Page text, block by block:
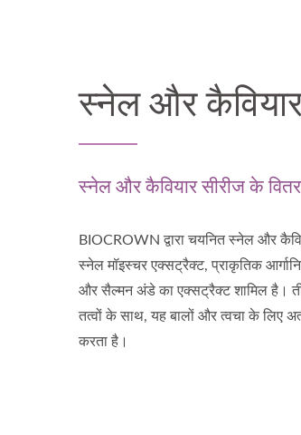
स्नेल और
स्नेल और कैवियार सीरीज के
BIOCROWN द्वारा चयनित स्नेल और
स्नेल मॉइस्चर एक्सट्रैक्ट, प्राकृतिक
और सैल्मन अंडे का एक्सट्रैक्ट शामिल है।
तत्वों के साथ, यह बालों और त्वचा के लिए
करता है।